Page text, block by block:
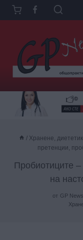
Към
съдържанието
/ Хранене,
претенции,
Пробиотиците
на
от GP News